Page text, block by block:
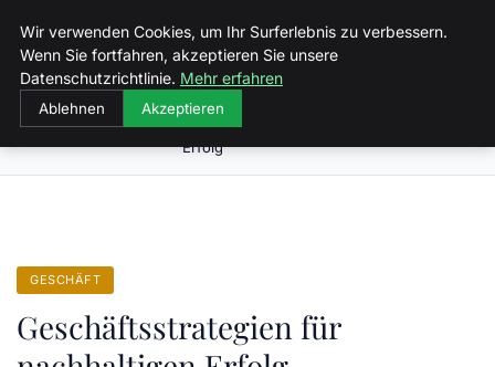
Malzminden
Geschäftsstrategien für nachhaltigen
Erfolg
GESCHÄFT
Geschäftsstrategien für
Wir verwenden Cookies, um Ihr Surferlebnis zu verbessern.
Wenn Sie fortfahren, akzeptieren Sie unsere
Datenschutzrichtlinie. Mehr erfahren
Ablehnen Akzeptieren